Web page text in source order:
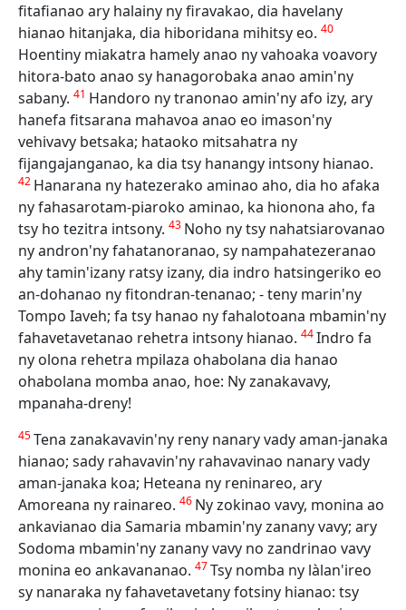
fitafianao ary halainy ny firavakao, dia havelany
hianao hitanjaka, dia hiboridana mihitsy eo. 40
Hoentiny miakatra hamely anao ny vahoaka voavory
hitora-bato anao sy hanagorobaka anao amin'ny
sabany. 41 Handoro ny tranonao amin'ny afo izy, ary
hanefa fitsarana mahavoa anao eo imason'ny
vehivavy betsaka; hataoko mitsahatra ny
fijangajanganao, ka dia tsy hanangy intsony hianao.
42 Hanarana ny hatezerako aminao aho, dia ho afaka
ny fahasarotam-piaroko aminao, ka hionona aho, fa
tsy ho tezitra intsony. 43 Noho ny tsy nahatsiarovanao
ny andron'ny fahatanoranao, sy nampahatezeranao
ahy tamin'izany ratsy izany, dia indro hatsingeriko eo
an-dohanao ny fitondran-tenanao; - teny marin'ny
Tompo Iaveh; fa tsy hanao ny fahalotoana mbamin'ny
fahavetavetanao rehetra intsony hianao. 44Indro fa
ny olona rehetra mpilaza ohabolana dia hanao
ohabolana momba anao, hoe: Ny zanakavavy,
mpanaha-dreny!
45Tena zanakavavin'ny reny nanary vady aman-janaka
hianao; sady rahavavin'ny rahavavinao nanary vady
aman-janaka koa; Heteana ny reninareo, ary
Amoreana ny rainareo. 46 Ny zokinao vavy, monina ao
ankavianao dia Samaria mbamin'ny zanany vavy; ary
Sodoma mbamin'ny zanany vavy no zandrinao vavy
monina eo ankavananao. 47Tsy nomba ny làlan'ireo
sy nanaraka ny fahavetavetany fotsiny hianao: tsy